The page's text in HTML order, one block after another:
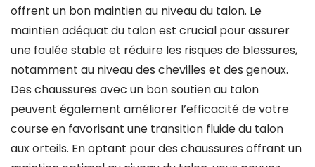
offrent un bon maintien au niveau du talon. Le
maintien adéquat du talon est crucial pour assurer
une foulée stable et réduire les risques de blessures,
notamment au niveau des chevilles et des genoux.
Des chaussures avec un bon soutien au talon
peuvent également améliorer l’efficacité de votre
course en favorisant une transition fluide du talon
aux orteils. En optant pour des chaussures offrant un